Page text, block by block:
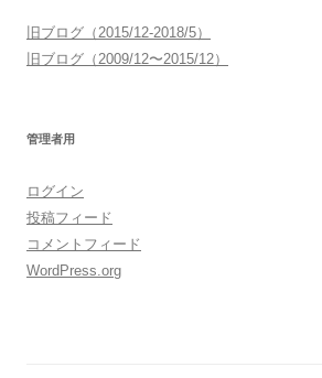
旧ブログ（2015/12-2018/5）
旧ブログ（2009/12〜2015/12）
管理者用
ログイン
投稿フィード
コメントフィード
WordPress.org